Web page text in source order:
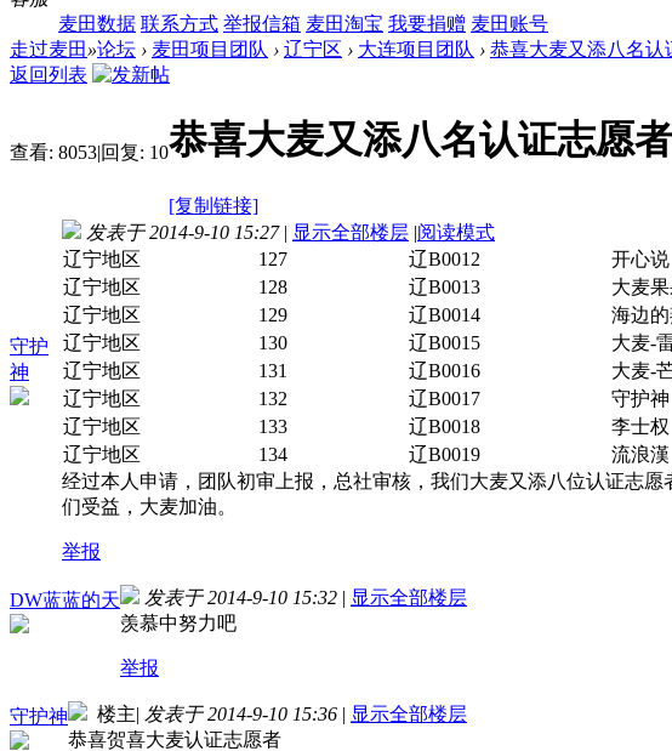
麦田数据 联系方式 举报信箱 麦田淘宝 我要捐赠 麦田账号
走过麦田 »论坛 › 麦田项目团队 › 辽宁区 › 大连项目团队 › 恭喜大麦又添八名认
返回列表
查看: 8053|回复: 10恭喜大麦又添八名认证志愿者
[复制链接]
守护
神
发表于 2014-9-10 15:27 | 显示全部楼层 |阅读模式
辽宁地区
127 辽B0012 开心说
辽宁地区
128 辽B0013 大麦
辽宁地区
129 辽B0014 海边
辽宁地区
130 辽B0015 大麦-
辽宁地区
131 辽B0016 大麦-
辽宁地区
132 辽B0017 守护神
辽宁地区
133 辽B0018 李士权
辽宁地区
134 辽B0019 流浪漢
经过本人申请，团队初审上报，总社审核，我们大麦又添八位认证志
们受益，大麦加油。
举报
DW蓝蓝的天 发表于 2014-9-10 15:32 | 显示全部楼层
羡慕中努力吧
举报
守护神 楼主| 发表于 2014-9-10 15:36 | 显示全部楼层
恭喜贺喜大麦认证志愿者